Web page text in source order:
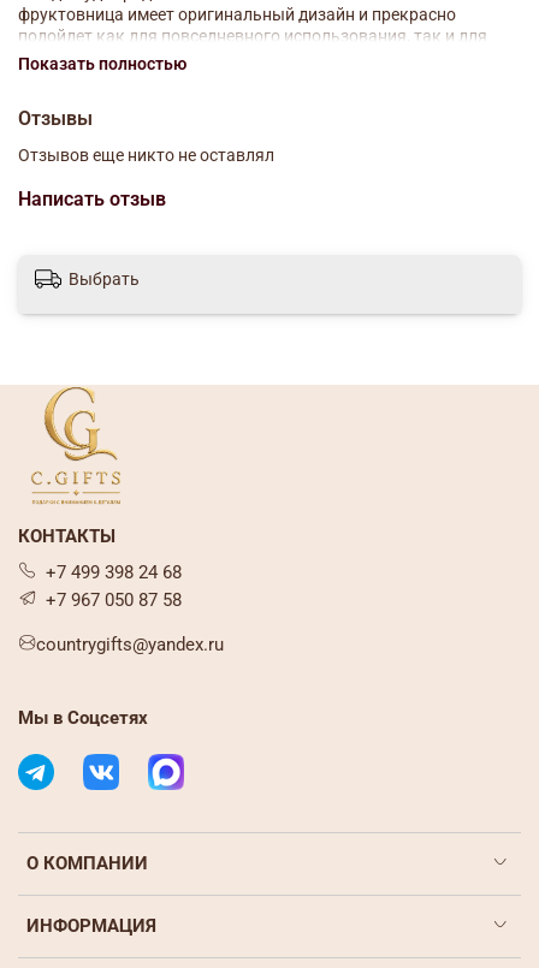
фруктовница имеет оригинальный дизайн и прекрасно
подойдет как для повседневного использования, так и для
праздничного стола.
Показать полностью
Отзывы
Отзывов еще никто не оставлял
Написать отзыв
Выбрать
О КОМПАНИИ
ИНФОРМАЦИЯ
КОНТАКТЫ
+7 499 398 24 68
+7 967 050 87 58
countrygifts@yandex.ru
Мы в Соцсетях